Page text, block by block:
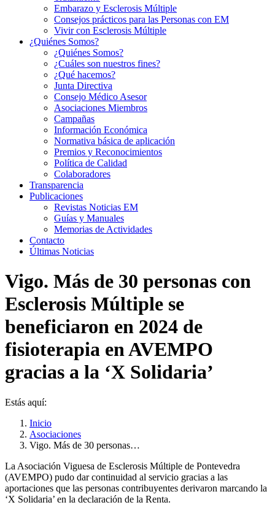
Embarazo y Esclerosis Múltiple
Consejos prácticos para las Personas con EM
Vivir con Esclerosis Múltiple
¿Quiénes Somos?
¿Quiénes Somos?
¿Cuáles son nuestros fines?
¿Qué hacemos?
Junta Directiva
Consejo Médico Asesor
Asociaciones Miembros
Campañas
Información Económica
Normativa básica de aplicación
Premios y Reconocimientos
Política de Calidad
Colaboradores
Transparencia
Publicaciones
Revistas Noticias EM
Guías y Manuales
Memorias de Actividades
Contacto
Últimas Noticias
Vigo. Más de 30 personas con
Esclerosis Múltiple se
beneficiaron en 2024 de
fisioterapia en AVEMPO
gracias a la ‘X Solidaria’
Estás aquí:
Inicio
Asociaciones
Vigo. Más de 30 personas…
La Asociación Viguesa de Esclerosis Múltiple de Pontevedra
(AVEMPO) pudo dar continuidad al servicio gracias a las
aportaciones que las personas contribuyentes derivaron marcando la
‘X Solidaria’ en la declaración de la Renta.